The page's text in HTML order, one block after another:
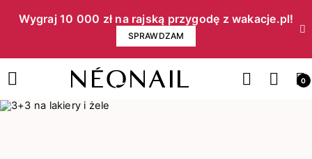
Wygraj 10 000 zł na rajską przygodę z wakacje.pl!​
SPRAWDZAM
0